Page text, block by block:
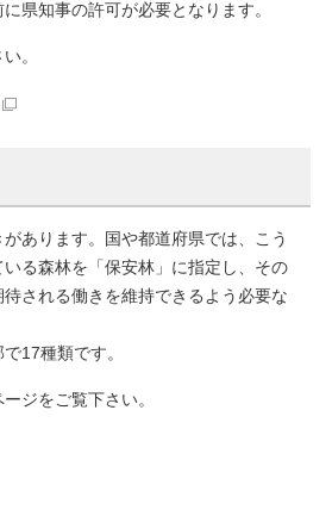
県知事の許可が必要となります。
。
あります。国や都道府県では、こう
る森林を「保安林」に指定し、その
される働きを維持できるよう必要な
17種類です。
ジをご覧下さい。